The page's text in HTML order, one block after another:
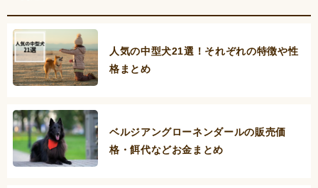
人気の中型犬21選！それぞれの特徴や性
格まとめ
ベルジアングローネンダールの販売価
格・餌代などお金まとめ